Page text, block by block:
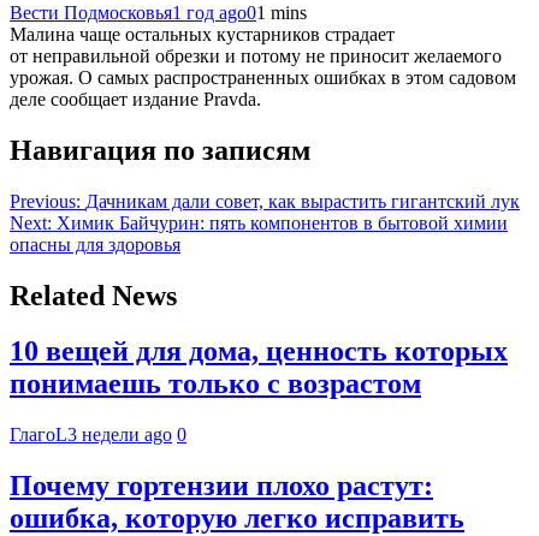
Вести Подмосковья1 год ago01 mins
Малина чаще остальных кустарников страдает
от неправильной обрезки и потому не приносит желаемого
урожая. О самых распространенных ошибках в этом садовом
деле сообщает издание Pravda.
Навигация по записям
Previous: Дачникам дали совет, как вырастить гигантский лук
Next: Химик Байчурин: пять компонентов в бытовой химии
опасны для здоровья
Related News
10 вещей для дома, ценность которых
понимаешь только с возрастом
ГлагоL3 недели ago 0
Почему гортензии плохо растут:
ошибка, которую легко исправить